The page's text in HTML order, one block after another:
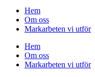
Hem
Om oss
Markarbeten vi utför
Hem
Om oss
Markarbeten vi utför